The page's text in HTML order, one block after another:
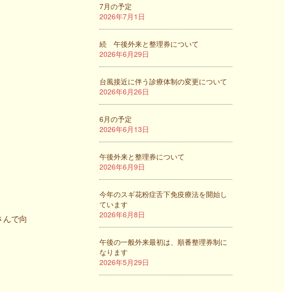
で向
7月の予定
2026年7月1日
続 午後外来と整理券について
2026年6月29日
台風接近に伴う診療体制の変更について
2026年6月26日
6月の予定
2026年6月13日
午後外来と整理券について
2026年6月9日
今年のスギ花粉症舌下免疫療法を開始し
ています
2026年6月8日
午後の一般外来最初は、順番整理券制に
なります
2026年5月29日